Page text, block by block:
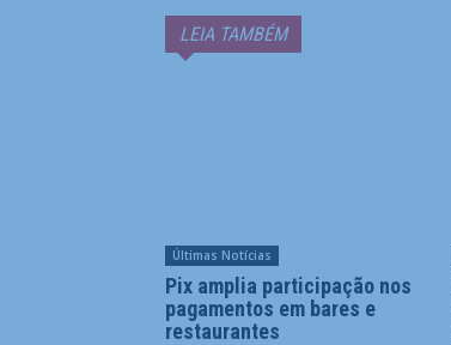
LEIA TAMBÉM
Últimas Notícias
Pix amplia participação nos
pagamentos em bares e
restaurantes